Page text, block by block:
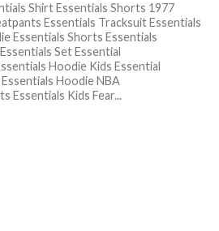
Shirt Essentials Shorts 1977
Essentials Tracksuit Essentials
Essentials Shorts Essentials
Set Essential
Hoodie Kids Essential
Hoodie NBA
Essentials Kids Fear...